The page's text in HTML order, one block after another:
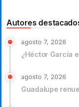
Autores
agosto 7, 2026
¿Héctor García
agosto 7, 2026
Guadalupe